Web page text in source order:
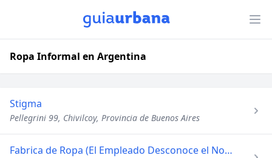
Ropa Informal en Argentina
Stigma
Pellegrini 99, Chivilcoy, Provincia de Buenos Aires
Fabrica de Ropa (El Empleado Desconoce el Nombre de F.)